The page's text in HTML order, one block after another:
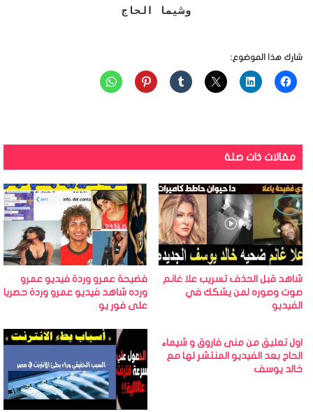
وشيما الحاج
شارك هذا الموضوع:
مقالات ذات صلة
شاهد قبل الحذف تسريب علا غانم
صوت وصوره لمن يشكك في
الفيديو
فضيحة عمرو وردة فيديو عمرو
ورده شاهد فيديو عمرو وردة حصريا
على فور يو
اول تعليق من منى فاروق و شيماء
الحاج بعد الفيديو المنتشر لها مع
خالد يوسف